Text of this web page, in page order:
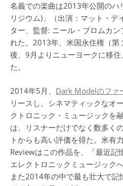
名義での楽曲は2013年公開のハ
リジウム)」（出演：マット・デ
ター、監督: ニール・ブロムカ
れた。2013年、米国永住権（第
後、9月よりニューヨークに移
た。
2014年5月、 Dark Modelのファ
リースし、シネマティックなオ
クトロニック・ミュージックを
は、リスナーだけでなく数多く
トからも高い評価を得た。米有
Reviewはこの作品を、「最近記
エレクトロニックミュージック
また2014年の中で最も壮大で